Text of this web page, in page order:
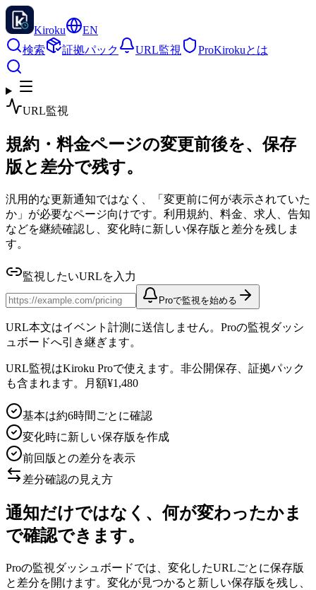
Kiroku
EN
検索
証拠パック URL監視 ProKirokuとは
URL監視
規約・料金ページの変更前後を、保存
版と差分で残す。
汎用的な更新通知ではなく、「変更前に何が表示されていた
か」が必要なページ向けです。利用規約、料金、求人、告知
などを継続確認し、変化時に新しい保存版と差分を残しま
す。
監視したいURLを入力
Proで監視を始める
URL本文はイベント計測に送信しません。Proの監視ダッシ
ュボードへ引き継ぎます。
URL監視はKiroku Proで使えます。非公開保存、証拠パック
も含まれます。月額¥1,480
基本は約6時間ごとに確認
変化時に新しい保存版を作成
前回版との差分を表示
差分確認の見え方
通知だけではなく、何が変わったかま
で確認できます。
Proの監視ダッシュボードでは、変化したURLごとに保存版
と差分を開けます。変化が見つかると新しい保存版を残し、